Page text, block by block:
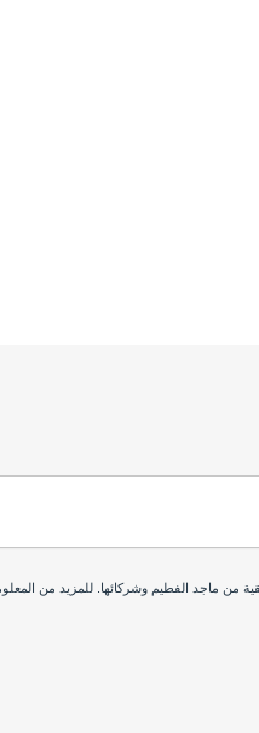
من ماجد الفطيم وشركائها. للمزيد من